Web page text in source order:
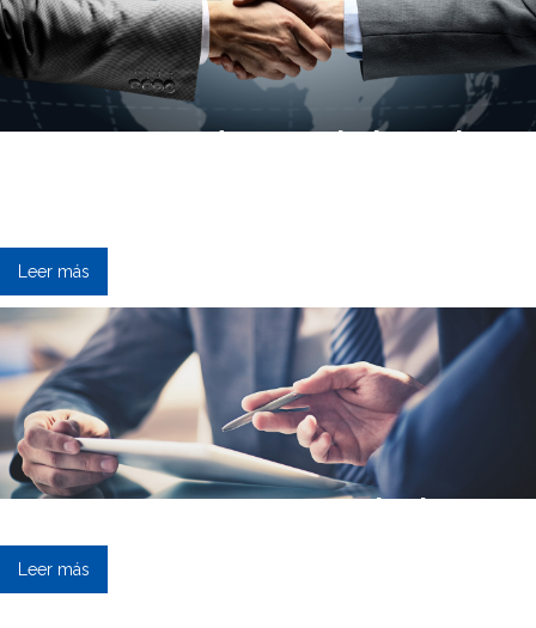
Centro de Arbitraje
Leer más
Nuestros Servicios
Leer más